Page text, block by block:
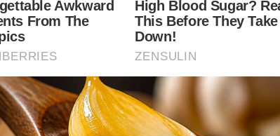
yang mencari tahap kepakaran tinggi.
bakal memperoleh manfaat daripada
kewangan peribadi, perkhidmatan
yang cemerlang dan sokongan khusus
pengurus hubungan bagi membantu
matlamat kewangan.